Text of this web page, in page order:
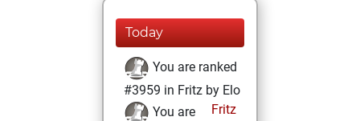
Today
You are ranked
#3959 in Fritz by Elo
Fritz
You are